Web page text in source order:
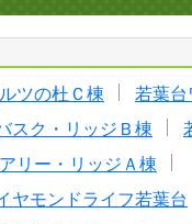
ツの杜Ｃ棟
若葉台
スク・リッジＢ棟
リー・リッジＡ棟
ヤモンドライフ若葉台